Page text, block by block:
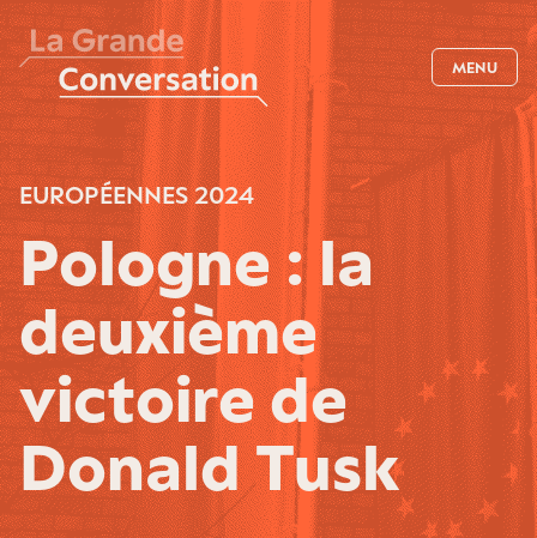
MENU
EUROPÉENNES 2024
Pologne : la
deuxième
victoire de
Donald Tusk